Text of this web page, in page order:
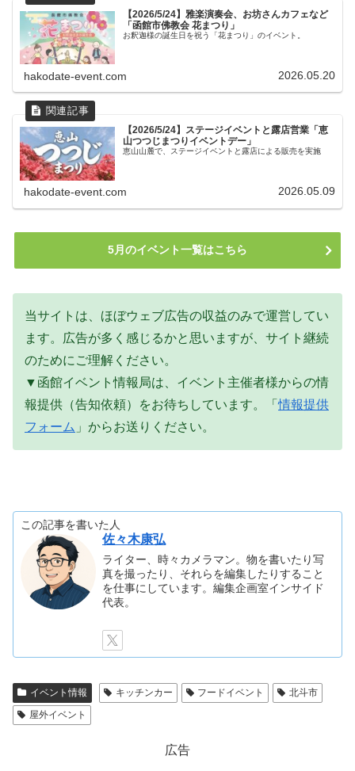
【2026/5/24】雅楽演奏会、お坊さんカフェなど
「函館市佛教会 花まつり」
お釈迦様の誕生日を祝う「花まつり」のイベント。
hakodate-event.com 2026.05.20
【2026/5/24】ステージイベントと露店営業「恵
山つつじまつりイベントデー」
恵山山麓で、ステージイベントと露店による販売を実施
hakodate-event.com 2026.05.09
5月のイベント一覧はこちら
当サイトは、ほぼウェブ広告の収益のみで運営してい
ます。広告が多く感じるかと思いますが、サイト継続
のためにご理解ください。
▼函館イベント情報局は、イベント主催者様からの情
報提供（告知依頼）をお待ちしています。「情報提供
フォーム 」からお送りください。
この記事を書いた人
佐々木康弘
ライター、時々カメラマン。物を書いたり写
真を撮ったり、それらを編集したりすること
を仕事にしています。編集企画室インサイド
代表。
イベント情報 キッチンカー フードイベント
北斗市
屋外イベント
広告